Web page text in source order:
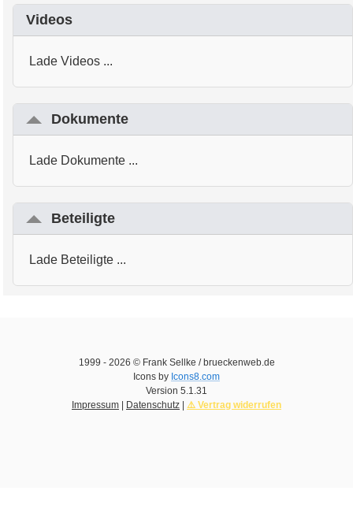
Videos
Lade Videos ...
Dokumente
Lade Dokumente ...
Beteiligte
Lade Beteiligte ...
1999 - 2026 © Frank Sellke / brueckenweb.de
Icons by Icons8.com
Version 5.1.31
Impressum
Datenschutz ⚠️ Vertrag widerrufen